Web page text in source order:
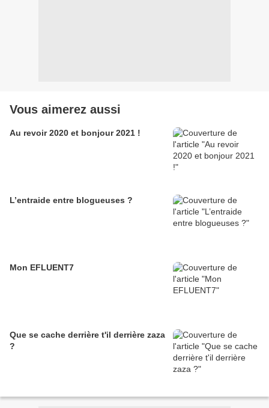
Vous aimerez aussi
Au revoir 2020 et bonjour 2021 !
L’entraide entre blogueuses ?
Mon EFLUENT7
Que se cache derrière t'il derrière zaza
?